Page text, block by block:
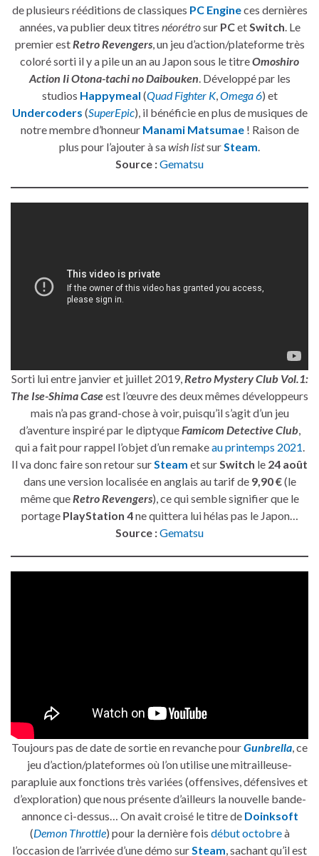
de plusieurs rééditions de classiques PC Engineces dernières
années, va publier deux titres néorétrosur PCet Switch . Le
premier est Retro Revengers, un jeu d’action/plateforme très
coloré sorti il y a pile un an au Japon sous le titreOmoshiro
Action Ii Otona-tachi no Daibouken . Développé par les
studios Happymeal (Quad Fighter K, Omega 6) et
Undercoders (SuperEpic), il bénéficie en plus de musiques de
notre membre d’honneur Manami Matsumae! Raison de
plus pour l’ajouter à sawish listsur Steam
Source :Gematsu
Sorti lui entre janvier et juillet 2019, Retro Mystery Club Vol.1:
The Ise-Shima Caseest l’œuvre des deux mêmes développeurs
mais n’a pas grand-chose à voir, puisqu’il s’agit d’un jeu
d’aventure inspiré par le diptyque Famicom Detective Club,
qui a fait pour rappel l’objet d’un remakeau printemps 2021
Il va donc faire son retour sur Steam et sur Switch le 24 août
dans une version localisée en anglais au tarif de 9,90 €(le
même que Retro Revengers), ce qui semble signifier que le
portage PlayStation 4ne quittera lui hélas pas le Japon…
Source :Gematsu
Toujours pas de date de sortie en revanche pourGunbrella , ce
jeu d’action/plateformes où l’on utilise une mitrailleuse-
parapluie aux fonctions très variées (offensives, défensives et
d’exploration) que nous présente d’ailleurs la nouvelle bande-
annonce ci-dessus… On avait croisé le titre de Doinksoft
(Demon Throttle) pour la dernière fois début octobreà
l’occasion de l’arrivée d’une démo sur Steam , sachant qu’il est